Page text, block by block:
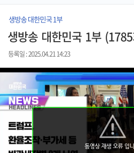
생방송 대한민국 1부
생방송 대한민국 1부
등록일 : 2025.04.21 14:23